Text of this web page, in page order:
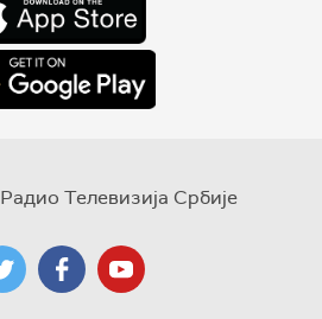
Радио Телевизија Србије